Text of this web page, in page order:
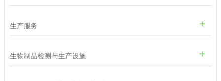
生产服务
生物制品检测与生产设施